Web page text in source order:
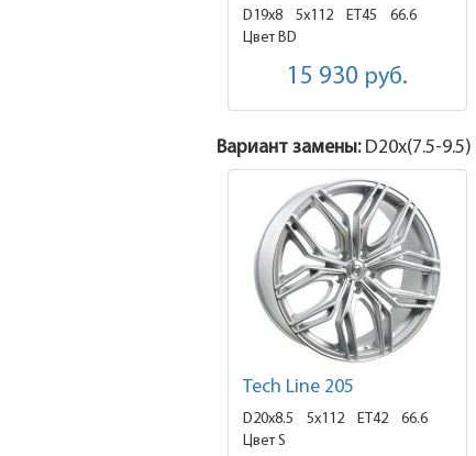
D19x8 5x112 ET45
66.6
Цвет BD
15 930 руб.
Вариант замены: D20x(7.5-9.5)
Tech Line 205
D20x8.5 5x112 ET42
66.6
Цвет S